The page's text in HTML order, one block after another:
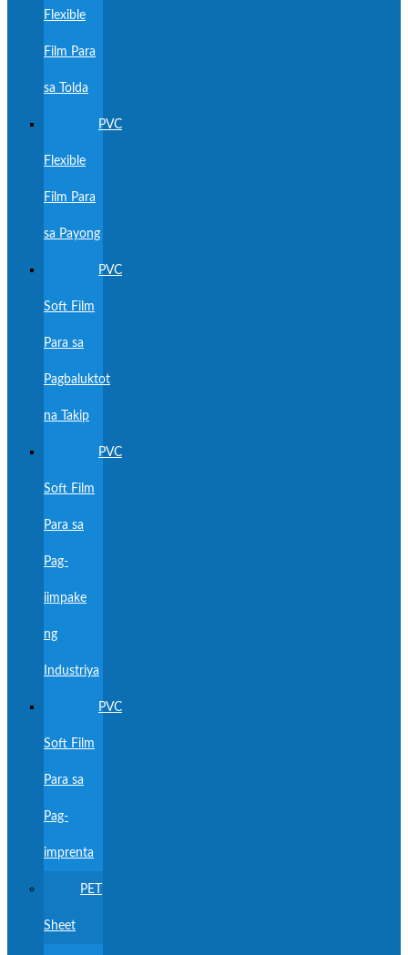
Flexible
Film Para
sa Tolda
PVC
Flexible
Film Para
sa Payong
PVC
Soft Film
Para sa
Pagbaluktot
na Takip
PVC
Soft Film
Para sa
Pag-
iimpake
ng
Industriya
PVC
Soft Film
Para sa
Pag-
imprenta
PET
Sheet